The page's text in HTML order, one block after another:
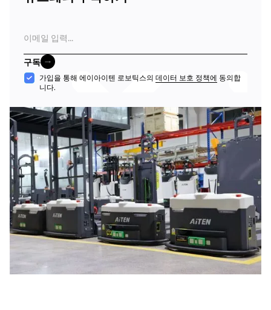
메
일
구독
구독
수
가입을 통해 에이아이텐 로보틱스의 데이터 보호 정책에 동의합
니다.